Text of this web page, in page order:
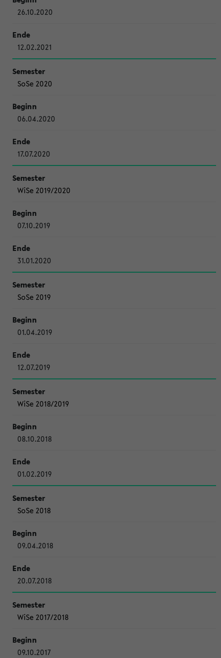
26.10.2020
12.02.2021
SoSe 2020
06.04.2020
17.07.2020
WiSe 2019/2020
07.10.2019
31.01.2020
SoSe 2019
01.04.2019
12.07.2019
WiSe 2018/2019
08.10.2018
01.02.2019
SoSe 2018
09.04.2018
20.07.2018
WiSe 2017/2018
09.10.2017